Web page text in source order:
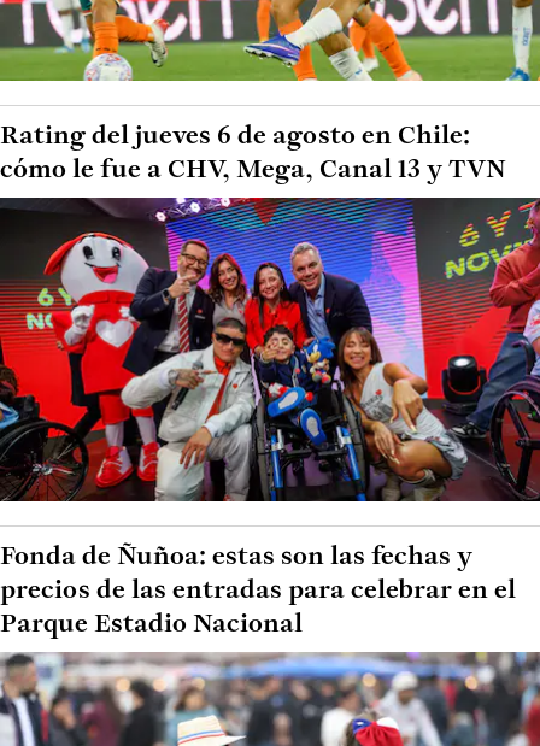
Rating del jueves 6 de agosto en Chile:
cómo le fue a CHV, Mega, Canal 13 y TVN
Fonda de Ñuñoa: estas son las fechas y
precios de las entradas para celebrar en el
Parque Estadio Nacional